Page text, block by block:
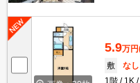
5.9万円
敷
なし
1階
1K